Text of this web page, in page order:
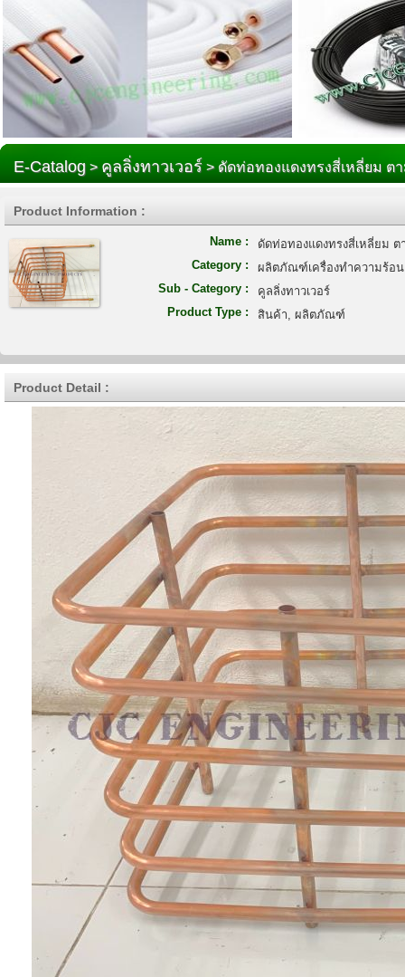
E-Catalog > คูลลิ่งทาวเวอร์ > ดัดท่อทองแดงทรงสี่เหลี่ยม ต
Product Information :
Name :
ดัดท่อทองแดงทรงสี่เหลี่ยม ต
Category :
ผลิตภัณฑ์เครื่องทำความร้อ
Sub - Category :
คูลลิ่งทาวเวอร์
Product Type :
สินค้า, ผลิตภัณฑ์
Product Detail :